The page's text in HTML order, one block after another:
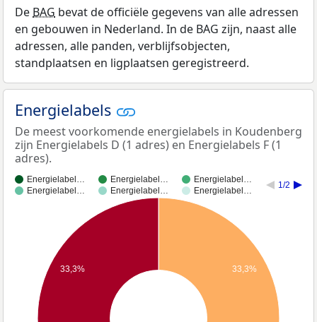
De BAG bevat de officiële gegevens van alle adressen
en gebouwen in Nederland. In de BAG zijn, naast alle
adressen, alle panden, verblijfsobjecten,
standplaatsen en ligplaatsen geregistreerd.
Energielabels
De meest voorkomende energielabels in Koudenberg
zijn Energielabels D (1 adres) en Energielabels F (1
adres).
Energielabel… Energielabel…
Energielabel…
Energielabel…
Energielabel… Energielabel…
1/2
33,3%
33,3%